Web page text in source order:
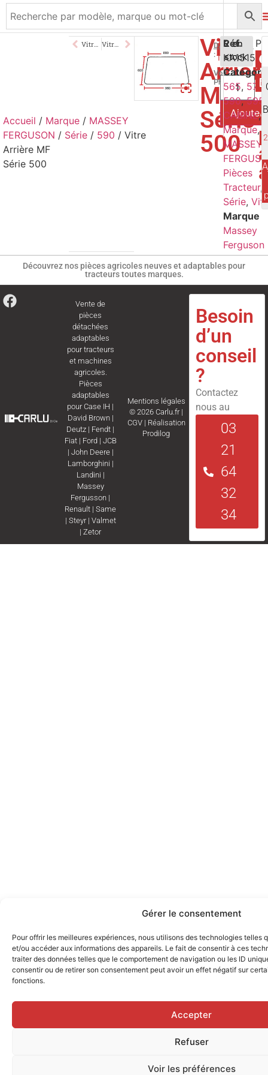
Gérer le consentement
Pour offrir les meilleures expériences, nous utilisons des technologies telles
et/ou accéder aux informations des appareils. Le fait de consentir à ces
traiter des données telles que le comportement de navigation ou les ID
consentir ou de retirer son consentement peut avoir un effet négatif sur
fonctions.
Accepter
Refuser
Voir les préférences
Accueil / Marque / MASSEY
FERGUSON / Série / 590 / Vitre
Arrière MF
Série 500
Vitre Porte Ouvrante MF Vitre Arrière Inférieure MF Série 500
Vitre
MF
Série
500
Dimensions
:
Voir
Photo
149,00
TTC
2 en
stock
Ajouter
Réf.
KA1515
565, 575 ,
590,595
CABINE,
Marque,
MASSEY
Pièces
Tracteur,
Série,
Marque
Massey
Ferguson
Découvrez nos pièces agricoles neuves et adaptables pour
tracteurs toutes marques.
Vente de
pièces
détachées
adaptables
pour tracteurs
et machines
agricoles.
Pièces
adaptables
pourCase IH |
David Brown|
Deutz | Fendt |
Fiat| Ford| JCB
| John Deere|
Lamborghini |
Landini |
Massey
Fergusson |
Renault |Same
| Steyr| Valmet
|Zetor
Mentions légales
© 2026 Carlu.fr |
CGV| Réalisation
Prodilog
Besoin
d’un
conseil
?
Contactez
nous au
03
21
64
32
34